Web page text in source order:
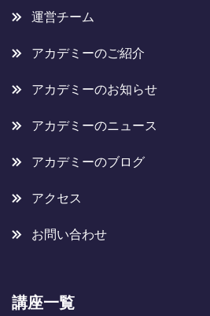
運営チーム
アカデミーのご紹介
アカデミーのお知らせ
アカデミーのニュース
アカデミーのブログ
アクセス
お問い合わせ
講座一覧